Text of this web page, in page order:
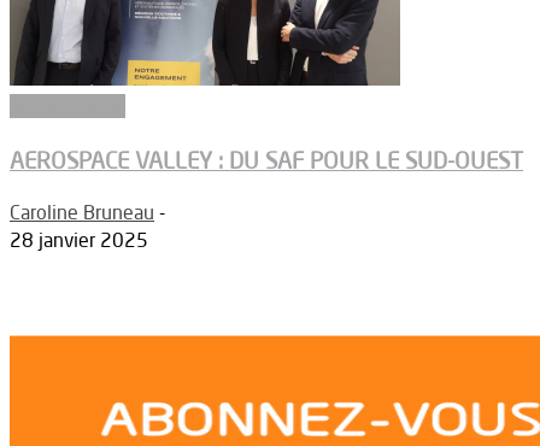
AEROSPACE VALLEY : DU SAF POUR LE SUD-OUEST
Caroline Bruneau -
28 janvier 2025